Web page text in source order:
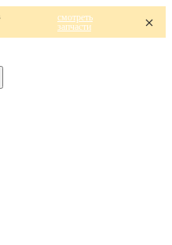
смотреть
запчасти